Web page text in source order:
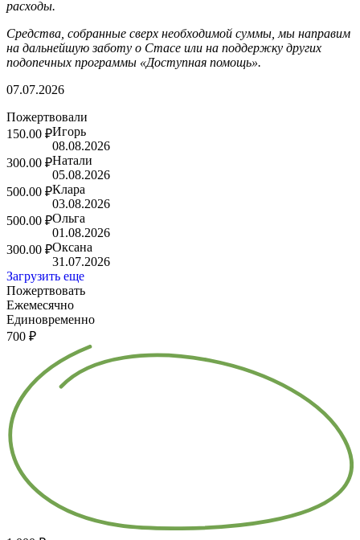
расходы.
Средства, собранные сверх необходимой суммы, мы направим
на дальнейшую заботу о Стасе или на поддержку других
подопечных программы «Доступная помощь».
07.07.2026
Пожертвовали
150.00 ₽Игорь
08.08.2026
300.00 ₽Натали
05.08.2026
500.00 ₽Клара
03.08.2026
500.00 ₽Ольга
01.08.2026
300.00 ₽Оксана
31.07.2026
Загрузить еще
Пожертвовать
Ежемесячно
Единовременно
700 ₽